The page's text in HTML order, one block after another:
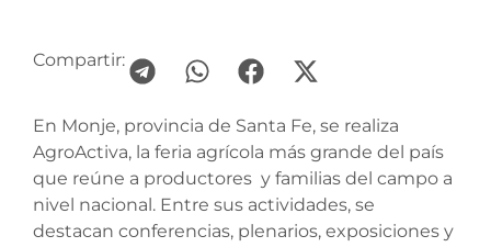
Compartir:
En Monje, provincia de Santa Fe, se realiza
AgroActiva, la feria agrícola más grande del país
que reúne a productores y familias del campo a
nivel nacional. Entre sus actividades, se
destacan conferencias, plenarios, exposiciones y